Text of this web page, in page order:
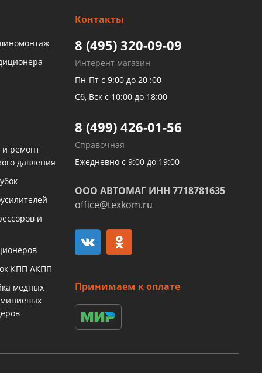
и ремонт
давления
и
КПП АКПП
медных
Контакты
8 (495) 320-09-09
Интерент магазин
Пн-Пт с 9:00 до 20 :00
Сб, Вск с 10:00 до 18:00
8 (499) 426-01-56
Справочная
Ежедневно с 9:00 до 19:00
ООО АВТОМАГ ИНН 7718781635
office@texkom.ru
Принимаем к оплате